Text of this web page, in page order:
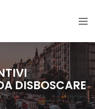
DISBOSCARE